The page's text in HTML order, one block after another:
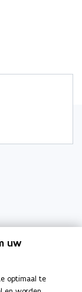
uw
optimaal te